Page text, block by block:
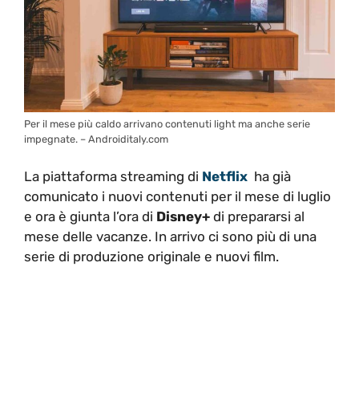
Per il mese più caldo arrivano contenuti light ma anche serie
impegnate. – Androiditaly.com
La piattaforma streaming di Netflix ha già
comunicato i nuovi contenuti per il mese di luglio
e ora è giunta l’ora di Disney+ di prepararsi al
mese delle vacanze. In arrivo ci sono più di una
serie di produzione originale e nuovi film.